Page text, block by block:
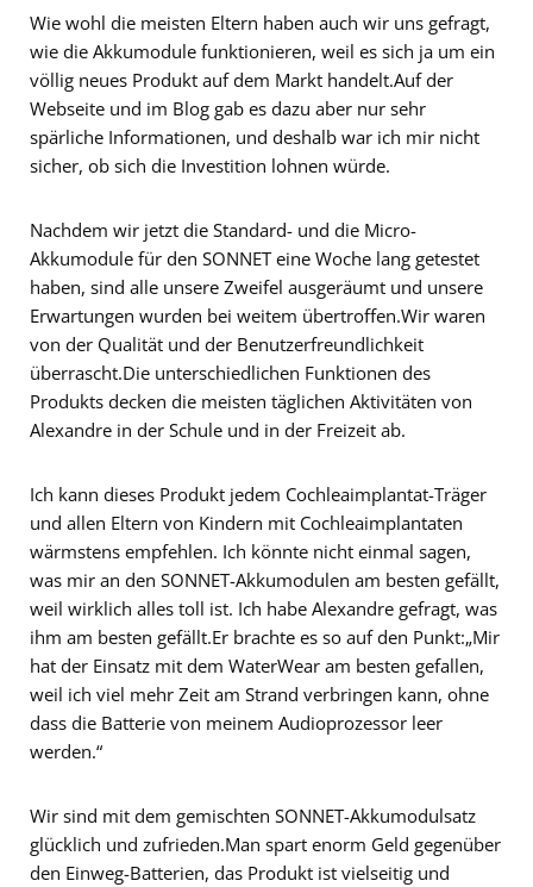
Wie wohl die meisten Eltern haben auch wir uns gefragt,
wie die Akkumodule funktionieren, weil es sich ja um ein
völlig neues Produkt auf dem Markt handelt.Auf der
Webseite und im Blog gab es dazu aber nur sehr
spärliche Informationen, und deshalb war ich mir nicht
sicher, ob sich die Investition lohnen würde.
Nachdem wir jetzt die Standard- und die Micro-
Akkumodule für den SONNET eine Woche lang getestet
haben, sind alle unsere Zweifel ausgeräumt und unsere
Erwartungen wurden bei weitem übertroffen.Wir waren
von der Qualität und der Benutzerfreundlichkeit
überrascht.Die unterschiedlichen Funktionen des
Produkts decken die meisten täglichen Aktivitäten von
Alexandre in der Schule und in der Freizeit ab.
Ich kann dieses Produkt jedem Cochleaimplantat-Träger
und allen Eltern von Kindern mit Cochleaimplantaten
wärmstens empfehlen. Ich könnte nicht einmal sagen,
was mir an den SONNET-Akkumodulen am besten gefällt,
weil wirklich alles toll ist. Ich habe Alexandre gefragt, was
ihm am besten gefällt.Er brachte es so auf den Punkt:„Mir
hat der Einsatz mit dem WaterWear am besten gefallen,
weil ich viel mehr Zeit am Strand verbringen kann, ohne
dass die Batterie von meinem Audioprozessor leer
werden.“
Wir sind mit dem gemischten SONNET-Akkumodulsatz
glücklich und zufrieden.Man spart enorm Geld gegenüber
den Einweg-Batterien, das Produkt ist vielseitig und